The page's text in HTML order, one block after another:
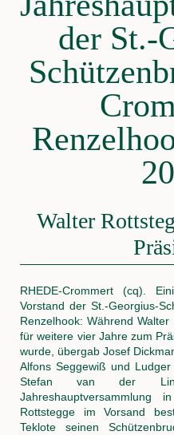
der St.-
Walter
RHEDE-Crommert (cq).
Vorstand der St.-Georgius-
Renzelhook: Während
für weitere vier Jahre zum
wurde, übergab Josef
Alfons Seggewiß und
Stefan van der
Rottstegge im Vorsand
Teklote seinen